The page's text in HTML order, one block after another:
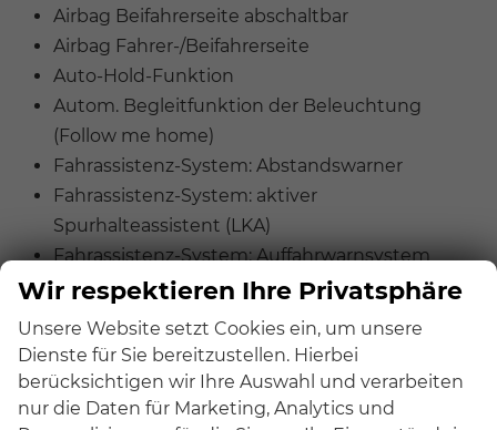
Airbag Beifahrerseite abschaltbar
Airbag Fahrer-/Beifahrerseite
Auto-Hold-Funktion
Autom. Begleitfunktion der Beleuchtung
(Follow me home)
Fahrassistenz-System: Abstandswarner
Fahrassistenz-System: aktiver
Spurhalteassistent (LKA)
Fahrassistenz-System: Auffahrwarnsystem
(Forward Collision Warning, FCW)
Notbremsfunktion (AEB)
Fahrassistenz-System: Bergabfahr-Assistent
Fahrassistenz-System: Berganfahr-Assistent
Wir respektieren Ihre Privatsphäre
Unsere Website setzt Cookies ein, um unsere
Dienste für Sie bereitzustellen. Hierbei
berücksichtigen wir Ihre Auswahl und verarbeiten
nur die Daten für Marketing, Analytics und